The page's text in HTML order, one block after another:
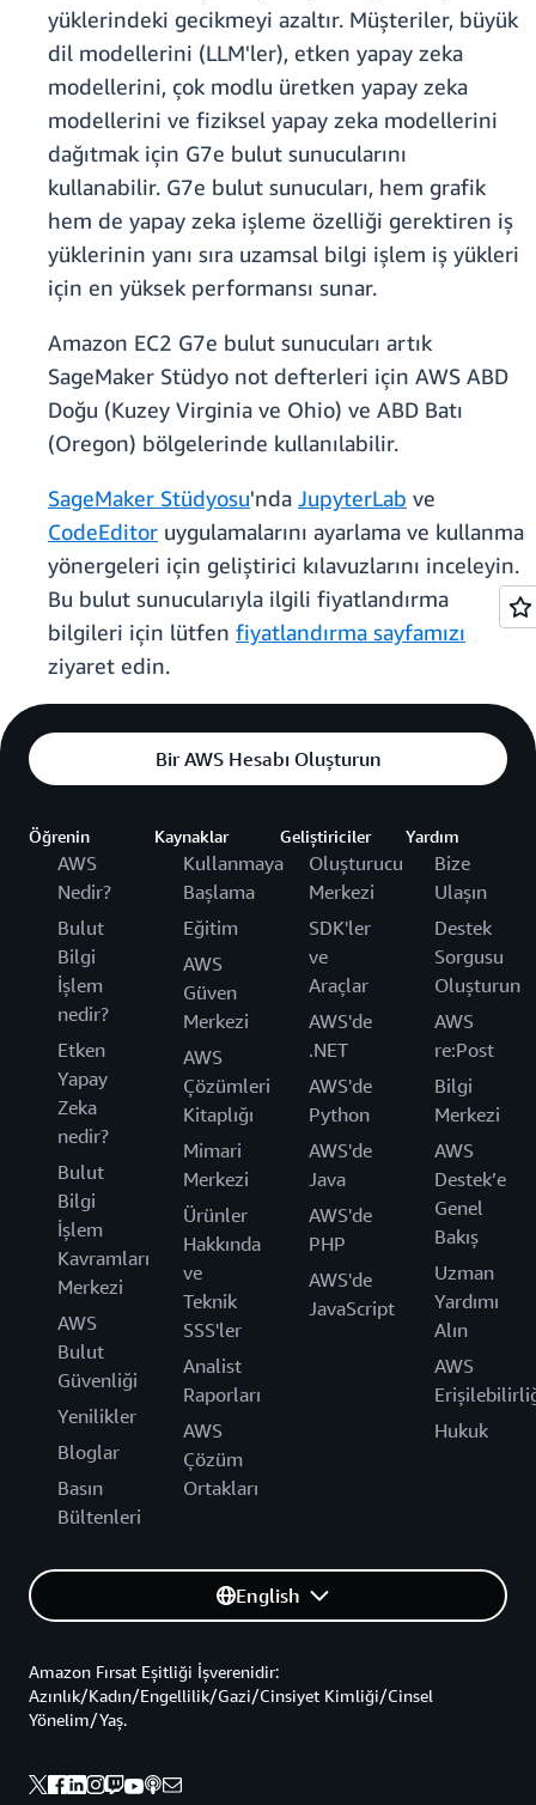
yüklerindeki gecikmeyi azaltır. Müşteriler, büyük
dil modellerini (LLM'ler), etken yapay zeka
modellerini, çok modlu üretken yapay zeka
modellerini ve fiziksel yapay zeka modellerini
dağıtmak için G7e bulut sunucularını
kullanabilir. G7e bulut sunucuları, hem grafik
hem de yapay zeka işleme özelliği gerektiren iş
yüklerinin yanı sıra uzamsal bilgi işlem iş yükleri
için en yüksek performansı sunar.
Amazon EC2 G7e bulut sunucuları artık
SageMaker Stüdyo not defterleri için AWS ABD
Doğu (Kuzey Virginia ve Ohio) ve ABD Batı
(Oregon) bölgelerinde kullanılabilir.
SageMaker Stüdyosu'nda JupyterLab ve
CodeEditor uygulamalarını ayarlama ve kullanma
yönergeleri için geliştirici kılavuzlarını inceleyin.
Bu bulut sunucularıyla ilgili fiyatlandırma
bilgileri için lütfen fiyatlandırma sayfamızı
ziyaret edin.
Bir AWS Hesabı Oluşturun
Öğrenin
AWS
Nedir?
Bulut
Bilgi
İşlem
nedir?
Etken
Yapay
Zeka
nedir?
Bulut
Bilgi
İşlem
Kavramları
Merkezi
AWS
Bulut
Güvenliği
Yenilikler
Bloglar
Basın
Bültenleri
Kaynaklar
Kullanmaya
Başlama
Eğitim
AWS
Güven
Merkezi
AWS
Çözümleri
Kitaplığı
Mimari
Merkezi
Ürünler
Hakkında
ve
Teknik
SSS'ler
Analist
Raporları
AWS
Çözüm
Ortakları
Geliştiriciler
Oluşturucu
Merkezi
SDK'ler
ve
Araçlar
AWS'de
.NET
AWS'de
Python
AWS'de
Java
AWS'de
PHP
AWS'de
JavaScript
Yardım
Bize
Ulaşın
Destek
Sorgusu
Oluşturun
AWS
re:Post
Bilgi
Merkezi
AWS
Destek’e
Genel
Bakış
Uzman
Yardımı
Alın
AWS
Hukuk
English
Amazon Fırsat Eşitliği İşverenidir:
Azınlık/Kadın/Engellilik/Gazi/Cinsiyet Kimliği/Cinsel
Yönelim/Yaş.